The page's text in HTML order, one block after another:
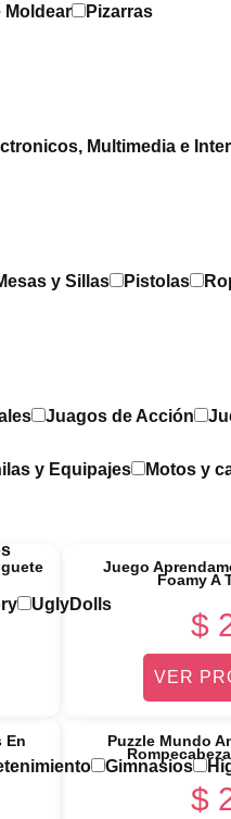
Moldear
Pizarras
Multimedia e
y Sillas Pistolas
Juagos de Acción
y Equipajes Motos y
UglyDolls
Gimnasios
Juego
Foamy A
$
VER
En Puzzle Mundo
$